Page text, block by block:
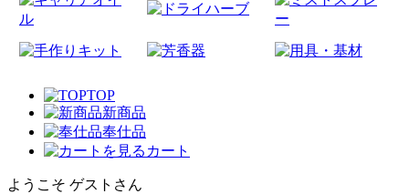
TOP
新商品
奉仕品
カート
ようこそ ゲストさん